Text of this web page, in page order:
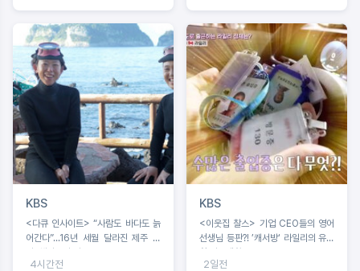
KBS
<다큐 인사이트> “사람도 바다도 늙
어간다”...16년 세월 달라진 제주 바
다, 해녀들의 기록
4시간전
KBS
<이웃집 찰스> 기업 CEO들의 영어
선생님 등판?! ’캐서방‘ 라일리의 유쾌
한 이중생활
2일전